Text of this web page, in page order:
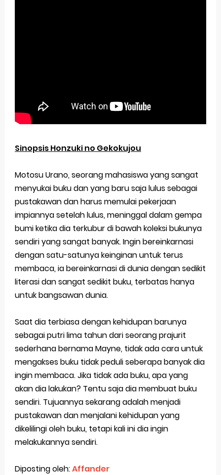
Sinopsis Honzuki no Gekokujou
Motosu Urano, seorang mahasiswa yang sangat
menyukai buku dan yang baru saja lulus sebagai
pustakawan dan harus memulai pekerjaan
impiannya setelah lulus, meninggal dalam gempa
bumi ketika dia terkubur di bawah koleksi bukunya
sendiri yang sangat banyak. Ingin bereinkarnasi
dengan satu-satunya keinginan untuk terus
membaca, ia bereinkarnasi di dunia dengan sedikit
literasi dan sangat sedikit buku, terbatas hanya
untuk bangsawan dunia.
Saat dia terbiasa dengan kehidupan barunya
sebagai putri lima tahun dari seorang prajurit
sederhana bernama Mayne, tidak ada cara untuk
mengakses buku tidak peduli seberapa banyak dia
ingin membaca. Jika tidak ada buku, apa yang
akan dia lakukan? Tentu saja dia membuat buku
sendiri. Tujuannya sekarang adalah menjadi
pustakawan dan menjalani kehidupan yang
dikelilingi oleh buku, tetapi kali ini dia ingin
melakukannya sendiri.
Diposting oleh:Affander